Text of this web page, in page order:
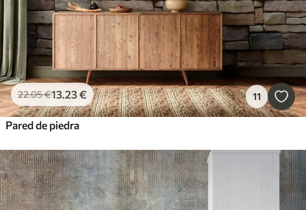
22.05€13.23€ 11
Pared de piedra